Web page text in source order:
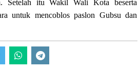
Setelah itu Wakil Wali Kota beserta
untuk mencoblos paslon Gubsu dan